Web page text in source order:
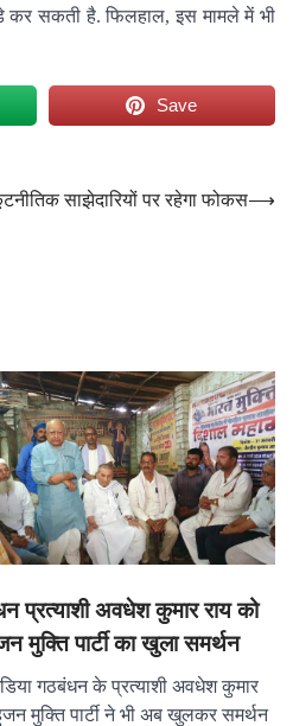
कर सकती है. फिलहाल, इस मामले में भी
Save
साझेदारियों पर रहेगा फोकस⟶
प्रत्याशी अवधेश कुमार राय को
मुक्ति पार्टी का खुला समर्थन
गठबंधन के प्रत्याशी अवधेश कुमार
मुक्ति पार्टी ने भी अब खुलकर समर्थन